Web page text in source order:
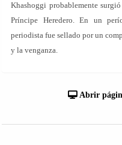
Khashoggi probablemente
Príncipe Heredero. En un
periodista fue sellado por un
y la venganza.
Abrir